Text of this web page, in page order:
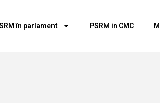
în parlament PSRM in CMC